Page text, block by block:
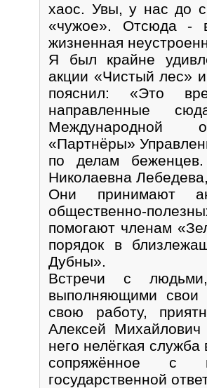
хаос. Увы, у нас до
«чужое». Отсюда -
жизненная
Я был крайне
акции «Чистый лес»
пояснил: «Это
направленные
Международной
«Партнёры»
по делам
Николаевна
Они принимают
общественно-
помогают членам
порядок в
Дубны».
Встречи с
выполняющими свои
свою работу,
Алексей
него нелёгкая
сопряжённое с
государственной